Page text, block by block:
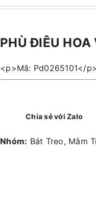
PHÙ ĐIÊU HOA
<p>Mã: Pd0265101</
Chia sẻ với Zalo
Nhóm: Bát Treo, Mâm